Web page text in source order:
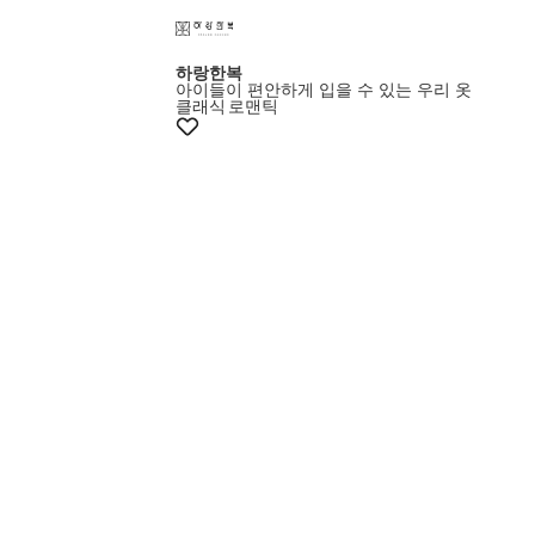
하랑한복
아이들이 편안하게 입을 수 있는 우리 옷
클래식 로맨틱